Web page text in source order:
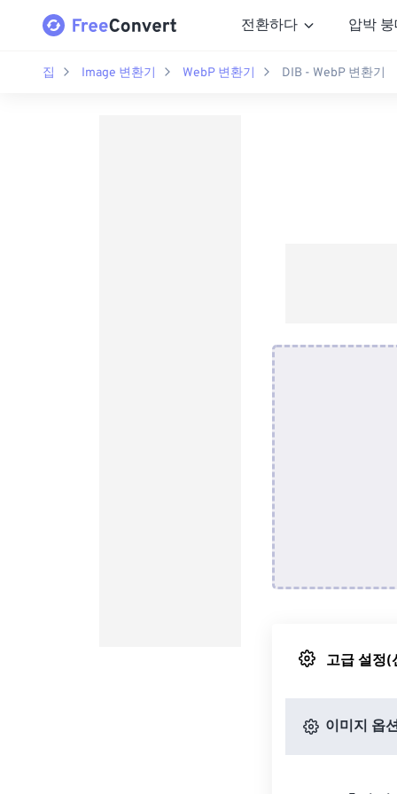
전환하다 압박
집 Image 변환기 WebP 변환기 DIB - WebP 변환기
고급 설정(
이미지 옵